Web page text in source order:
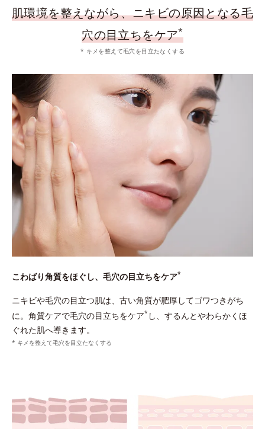
肌環境を整えながら、ニキビの原因となる毛
穴の目立ちをケア*
* キメを整えて毛穴を目立たなくする
こわばり角質をほぐし、毛穴の目立ちをケア*
ニキビや毛穴の目立つ肌は、古い角質が肥厚してゴワつきがち
に。角質ケアで毛穴の目立ちをケア* し、するんとやわらかくほ
ぐれた肌へ導きます。
* キメを整えて毛穴を目立たなくする